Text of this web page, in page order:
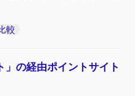
較
」の経由ポイントサイト